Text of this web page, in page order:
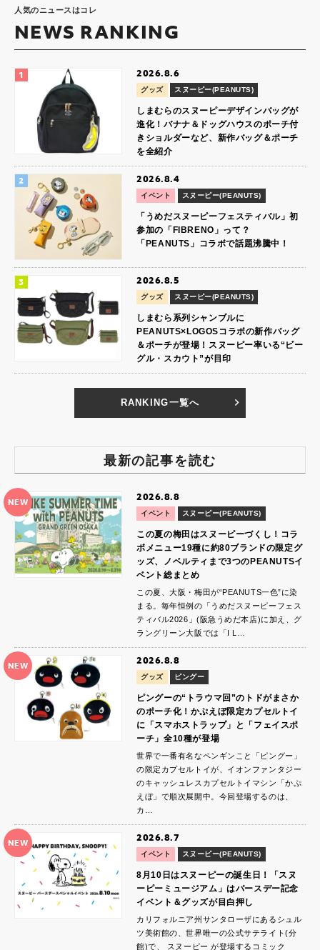
人気のニュースはコレ
NEWS RANKING
2026.8.6
グッズ スヌーピー(PEANUTS)
しまむらのスヌーピーデザインバッグが
進化！バナナ＆ドッグハウスのポーチ付
きショルダーなど、新作バッグ＆ポーチ
を全紹介
2026.8.4
イベント スヌーピー(PEANUTS)
「うめだスヌーピーフェスティバル」初
参加の「FIBRENO」って？
「PEANUTS」コラボで話題沸騰中！
2026.8.5
グッズ スヌーピー(PEANUTS)
しまむら系列シャンブルに
PEANUTS×LOGOSコラボの新作バッグ
＆ポーチが登場！スヌーピー率いる“ビー
グル・スカウト”が目印
RANKING一覧へ
最新の記事を読む
NEW 2026.8.8
イベント スヌーピー(PEANUTS)
この夏の梅田はスヌーピーづくし！コラ
ボメニュー19種に約80ブランドの限定グ
ッズ、ノベルティまで3つのPEANUTSイ
ベント総まとめ
この夏、大阪・梅田が“PEANUTS一色”に染
まる。毎年恒例の「うめだスヌーピーフェス
ティバル2026」(阪急うめだ本店)に加え、グ
ラングリーン大阪では「I L…
NEW 2026.8.8
グッズ ピングー
ピングーの“トラウマ回”のトドがまさか
のポーチ化！かぷえぼ限定カプセルトイ
に「スマホストラップ」と「フェイスポ
ーチ」全10種が登場
世界で一番有名なペンギンこと「ピングー」
の限定カプセルトイが、イオンファンタジー
のキャッシュレスカプセルトイマシン「かぷ
えぼ」で順次展開中。今回登場するのは、
カ…
NEW 2026.8.7
イベント スヌーピー(PEANUTS)
8月10日はスヌーピーの誕生日！「スヌ
ーピーミュージアム」はバースデー記念
イベント＆グッズが目白押し
カリフォルニア州サンタローザにあるシュル
ツ美術館の、世界唯一の公式サテライト(分
館)で、 スヌーピー が登場するコミック